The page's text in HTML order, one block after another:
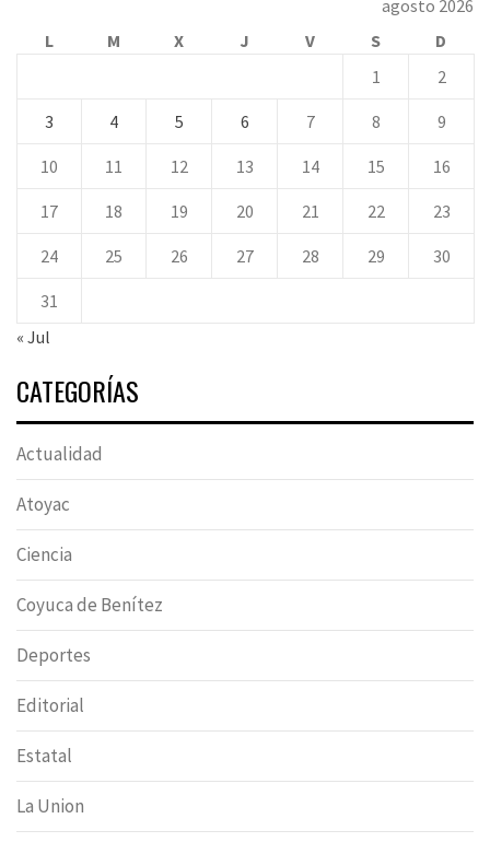
agosto 2026
L
M X J V S
D
1
2
3 4 5 6 7 8 9
10 11 12 13 14 15 16
17 18 19 20 21 22 23
24 25 26 27 28 29 30
31
« Jul
CATEGORÍAS
Actualidad
Atoyac
Ciencia
Coyuca de Benítez
Deportes
Editorial
Estatal
La Union